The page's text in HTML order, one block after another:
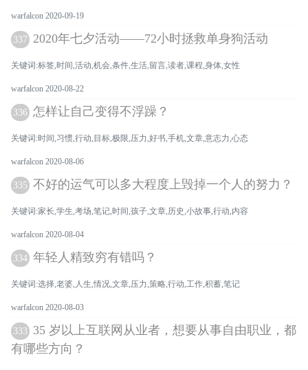
warfalcon 2020-09-19
337 2020年七夕活动——72小时拯救单身狗活动
关键词:标签,时间,活动,机会,条件,生活,留言,读者,课程,身体,女性
warfalcon 2020-08-22
336 怎样让自己变得不浮躁？
关键词:时间,习惯,行动,目标,极限,压力,好书,手机,文章,意志力,心态
warfalcon 2020-08-06
335 不好的运气可以多大程度上毁掉一个人的努力？
关键词:家长,学生,考场,笔记,时间,孩子,文章,历史,小故事,行动,内容
warfalcon 2020-08-04
334 年轻人精致穷有错吗？
关键词:选择,老婆,人生,情况,文章,压力,策略,行动,工作,积蓄,笔记
warfalcon 2020-08-03
333
35 岁以上互联网从业者，想要从事自由职业，都
有哪些方向？